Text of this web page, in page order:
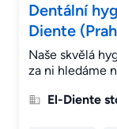
Dentální
Diente
Naše skvělá
za ni hledáme
El-Diente